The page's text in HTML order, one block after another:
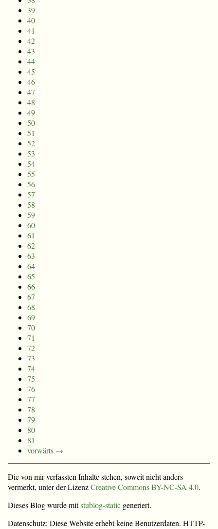
39
40
41
42
43
44
45
46
47
48
49
50
51
52
53
54
55
56
57
58
59
60
61
62
63
64
65
66
67
68
69
70
71
72
73
74
75
76
77
78
79
80
81
vorwärts →
Die von mir verfassten Inhalte stehen, soweit nicht anders
vermerkt, unter der LizenzCreative Commons BY-NC-SA 4.0.
Dieses Blog wurde mitstublog-static generiert.
Datenschutz: Diese Website erhebt keine Benutzerdaten. HTTP-